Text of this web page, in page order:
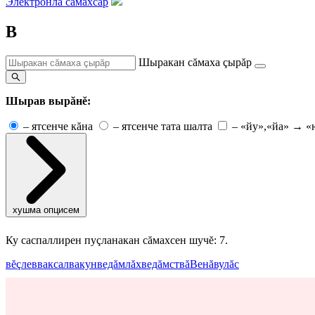
В
Шыракан сăмаха çырăр
Шырав вырăнĕ:
– ятсенче кăна – ятсенче тата шалта – «йу»,«йа» →
хушма опцисем
Ку саспаллирен пуçланакан сăмахсен шучĕ: 7.
вĕçлевваксалвакунведăмлăхведăмствăВенăвулăс